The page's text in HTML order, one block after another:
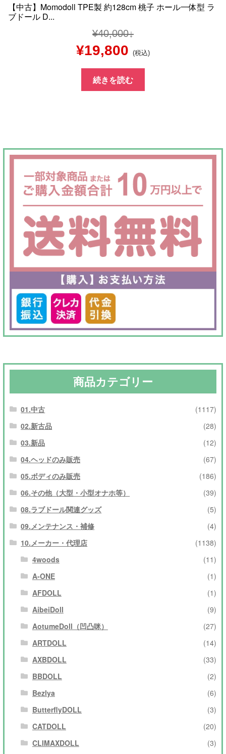
【中古】Momodoll TPE製 約128cm 桃子 ホール一体型 ラ
ブドール D...
¥40,000
元
の
価
¥40,000
で
し
た。
¥19,800 現
在
の
は
で
す。
(税込)
続きを読む
商品カテゴリー
01.中古
(1117)
02.新古品
(28)
03.新品
(12)
04.ヘッドのみ販売
(67)
05.ボディのみ販売
(186)
06.その他（大型・小型オナホ等）
(39)
08.ラブドール関連グッズ
(5)
09.メンテナンス・補修
(4)
10.メーカー・代理店
(1138)
4woods
(11)
A-ONE
(1)
AFDOLL
(1)
AibeiDoll
(9)
AotumeDoll（凹凸咪）
(27)
ARTDOLL
(14)
AXBDOLL
(33)
BBDOLL
(2)
Bezlya
(6)
ButterflyDOLL
(3)
CATDOLL
(20)
CLIMAXDOLL
(3)